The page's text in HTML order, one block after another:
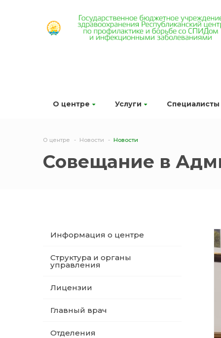
О центре Услуги Специалисты
О центре Новости Новости
Совещание в
Информация о центре
Структура и органы
управления
Лицензии
Главный врач
Отделения